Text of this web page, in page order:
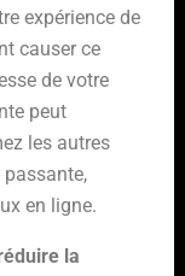
expérience de
causer ce
de votre
peut
les autres
en ligne.
la